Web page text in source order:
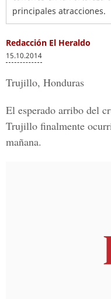
principales atracciones.
Redacción El Heraldo
15.10.2014
Trujillo, Honduras
El esperado arribo del
Trujillo finalmente
mañana.